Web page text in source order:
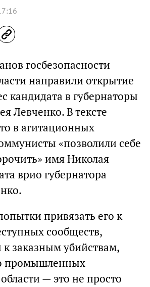
госбезопасности
направили открытие
кандидата в губернаторы
Левченко. В тексте
в агитационных
«позволили себе
имя Николая
врио губернатора
привязать его к
сообществ,
к заказным убийствам,
промышленных
— это не просто